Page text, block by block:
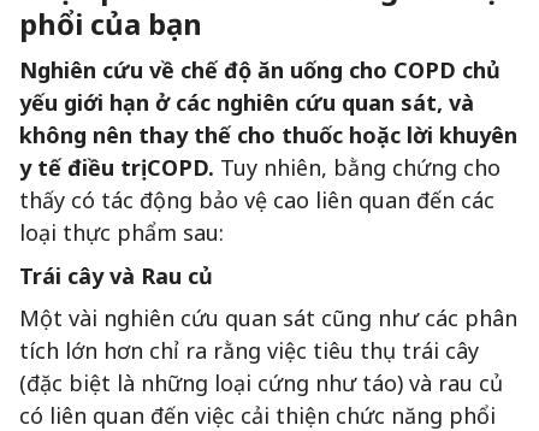
phổi của bạn
Nghiên cứu về chế độ ăn uống cho COPD chủ
yếu giới hạn ở các nghiên cứu quan sát, và
không nên thay thế cho thuốc hoặc lời khuyên
y tế điều trị COPD. Tuy nhiên, bằng chứng cho
thấy có tác động bảo vệ cao liên quan đến các
loại thực phẩm sau:
Trái cây và Rau củ
Một vài nghiên cứu quan sát cũng như các phân
tích lớn hơn chỉ ra rằng việc tiêu thụ trái cây
(đặc biệt là những loại cứng như táo) và rau củ
có liên quan đến việc cải thiện chức năng phổi